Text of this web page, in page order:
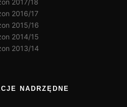
2017/18
2016/17
2015/16
2014/15
2013/14
NADRZĘDNE